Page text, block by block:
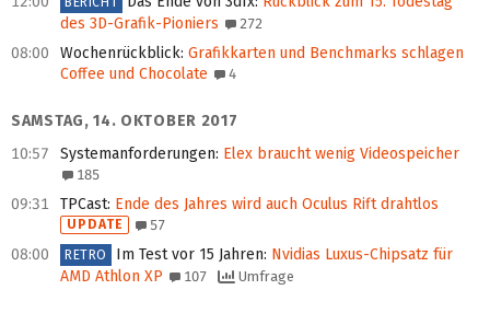
des 3D-Grafik-Pioniers
272
08:00 Wochenrückblick: Grafikkarten und Benchmarks schlagen
Coffee und Chocolate
4
SAMSTAG, 14. OKTOBER 2017
10:57
Systemanforderungen: Elex braucht wenig Videospeicher
185
09:31 TPCast: Ende des Jahres wird auch Oculus Rift drahtlos
UPDATE 57
08:00 RETRO Im Test vor 15 Jahren: Nvidias Luxus-Chipsatz für
AMD Athlon XP
107 Umfrage